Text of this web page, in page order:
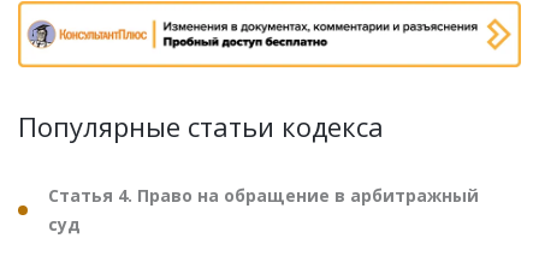
Популярные статьи кодекса
Статья 4. Право на обращение в арбитражный
суд